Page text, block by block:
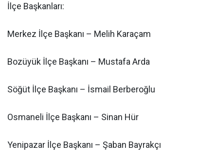
İlçe Başkanları:
Merkez İlçe Başkanı – Melih Karaçam
Bozüyük İlçe Başkanı – Mustafa Arda
Söğüt İlçe Başkanı – İsmail Berberoğlu
Osmaneli İlçe Başkanı – Sinan Hür
Yenipazar İlçe Başkanı – Şaban Bayrakçı